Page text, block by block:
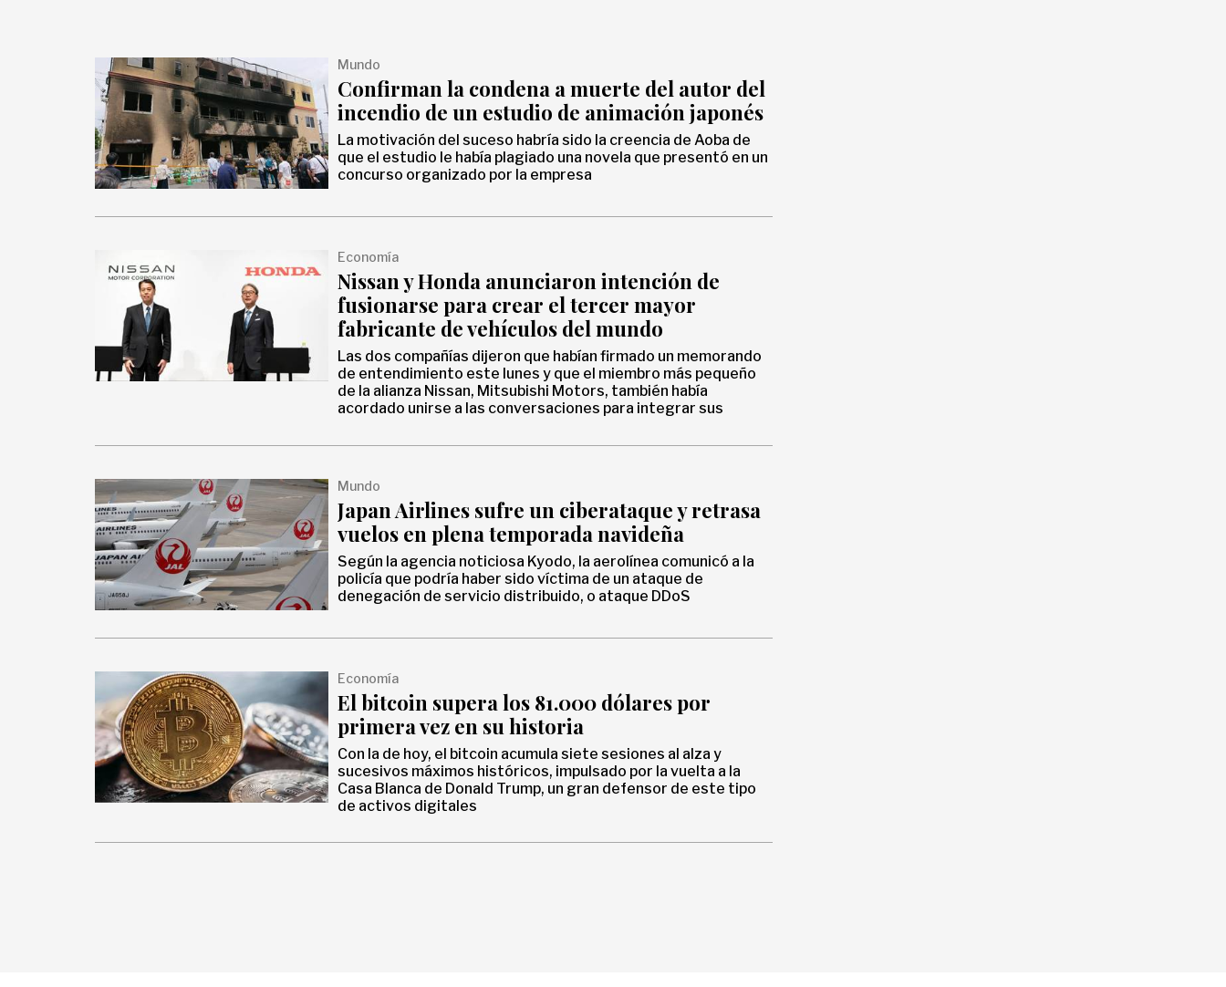
Mundo
Confirman la condena a muerte del autor del
incendio de un estudio de animación japonés
La motivación del suceso habría sido la creencia de Aoba de
que el estudio le había plagiado una novela que presentó en un
concurso organizado por la empresa
Economía
Nissan y Honda anunciaron intención de
fusionarse para crear el tercer mayor
fabricante de vehículos del mundo
Las dos compañías dijeron que habían firmado un memorando
de entendimiento este lunes y que el miembro más pequeño
de la alianza Nissan, Mitsubishi Motors, también había
acordado unirse a las conversaciones para integrar sus
Mundo
Japan Airlines sufre un ciberataque y retrasa
vuelos en plena temporada navideña
Según la agencia noticiosa Kyodo, la aerolínea comunicó a la
policía que podría haber sido víctima de un ataque de
denegación de servicio distribuido, o ataque DDoS
Economía
El bitcoin supera los 81.000 dólares por
primera vez en su historia
Con la de hoy, el bitcoin acumula siete sesiones al alza y
sucesivos máximos históricos, impulsado por la vuelta a la
Casa Blanca de Donald Trump, un gran defensor de este tipo
de activos digitales